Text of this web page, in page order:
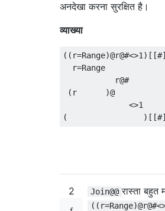
अनदेखा करना सुरक्षित है।
व्याख्या
r=Range
r@#
(r      )@
<>1
2 Join@@ रास्ता बहुत